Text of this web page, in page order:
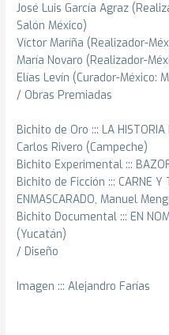
José Luis García Agraz
Salón México)
Víctor Maríña (Realizador-
María Novaro (Realizador-
Elías Levín (Curador-México:
/ Obras Premiadas
Bichito de Oro ::: LA
Carlos Rivero (Campeche)
Bichito Experimental :::
Bichito de Ficción ::: CARNE Y
ENMASCARADO, Manuel
Bichito Documental ::: EN
(Yucatán)
/ Diseño
Imagen ::: Alejandro Farías